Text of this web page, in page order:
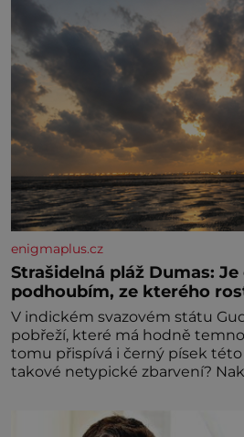
enigmaplus.cz
Strašidelná pláž Dumas:
podhoubím, ze kterého
V indickém svazovém státu
pobřeží, které má hodně
tomu přispívá i černý písek této
takové